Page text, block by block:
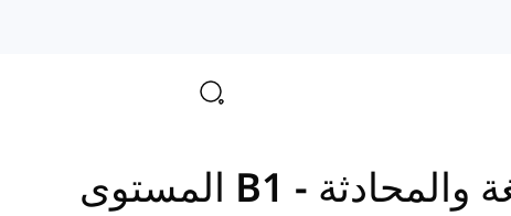
المستوى B1 - والمحادثة